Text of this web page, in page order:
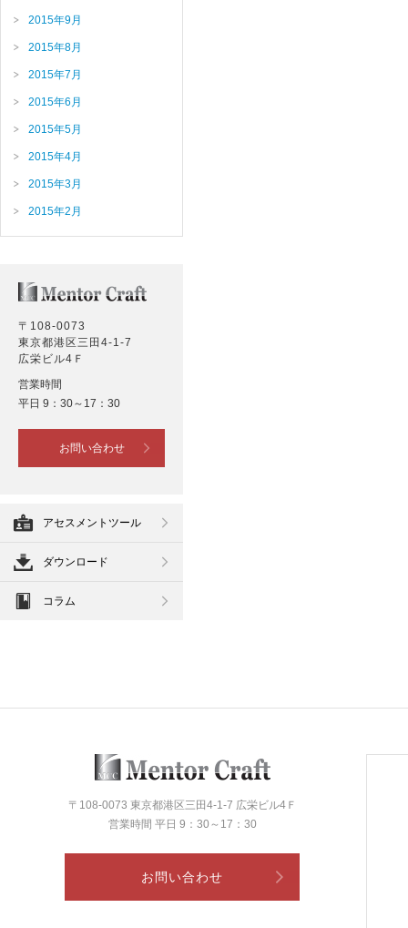
2015年9月
2015年8月
2015年7月
2015年6月
2015年5月
2015年4月
2015年3月
2015年2月
〒108-0073
東京都港区三田4-1-7
広栄ビル4Ｆ
営業時間
平日 9：30～17：30
お問い合わせ
アセスメントツール
ダウンロード
コラム
〒108-0073 東京都港区三田4-1-7 広栄ビル4Ｆ
営業時間 平日 9：30～17：30
お問い合わせ